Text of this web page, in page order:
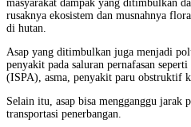
masyarakat dampak yang ditimbulkan
rusaknya ekosistem dan musnahnya
di hutan.
Asap yang ditimbulkan juga menjadi
penyakit pada saluran pernafasan
(ISPA), asma, penyakit paru obstruktif
Selain itu, asap bisa mengganggu jarak
transportasi penerbangan.